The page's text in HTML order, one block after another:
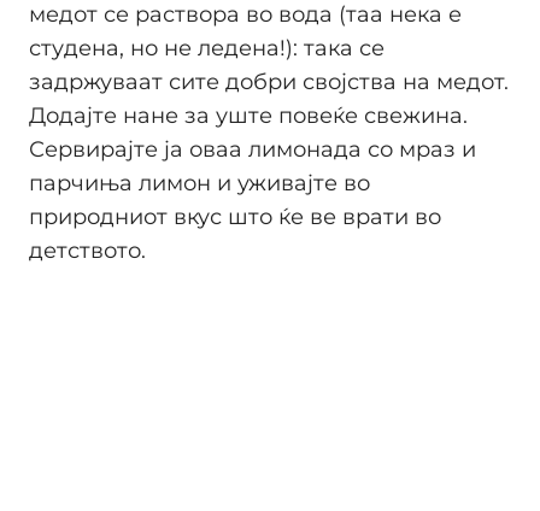
медот се раствора во вода (таа нека е
студена, но не ледена!): така се
задржуваат сите добри својства на медот.
Додајте нане за уште повеќе свежина.
Сервирајте ја оваа лимонада со мраз и
парчиња лимон и уживајте во
природниот вкус што ќе ве врати во
детството.